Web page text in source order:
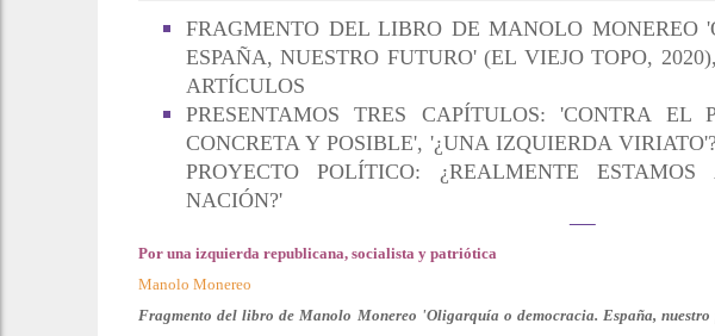
FRAGMENTO DEL LIBRO DE MANOLO MONEREO
ESPAÑA, NUESTRO FUTURO' (EL VIEJO TOPO,
ARTÍCULOS
PRESENTAMOS TRES CAPÍTULOS: 'CONTRA EL
CONCRETA Y POSIBLE', '¿UNA IZQUIERDA
PROYECTO POLÍTICO: ¿REALMENTE
NACIÓN?'
Por una izquierda republicana, socialista y patriótica
Manolo Monereo
Fragmento del libro de Manolo Monereo 'Oligarquía o democracia. España,